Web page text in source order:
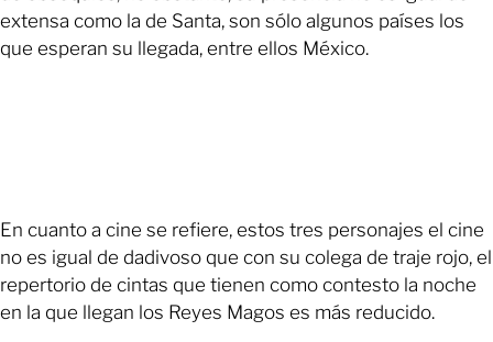
extensa como la de Santa, son sólo algunos países los
que esperan su llegada, entre ellos México.
En cuanto a cine se refiere, estos tres personajes el cine
no es igual de dadivoso que con su colega de traje rojo, el
repertorio de cintas que tienen como contesto la noche
en la que llegan los Reyes Magos es más reducido.